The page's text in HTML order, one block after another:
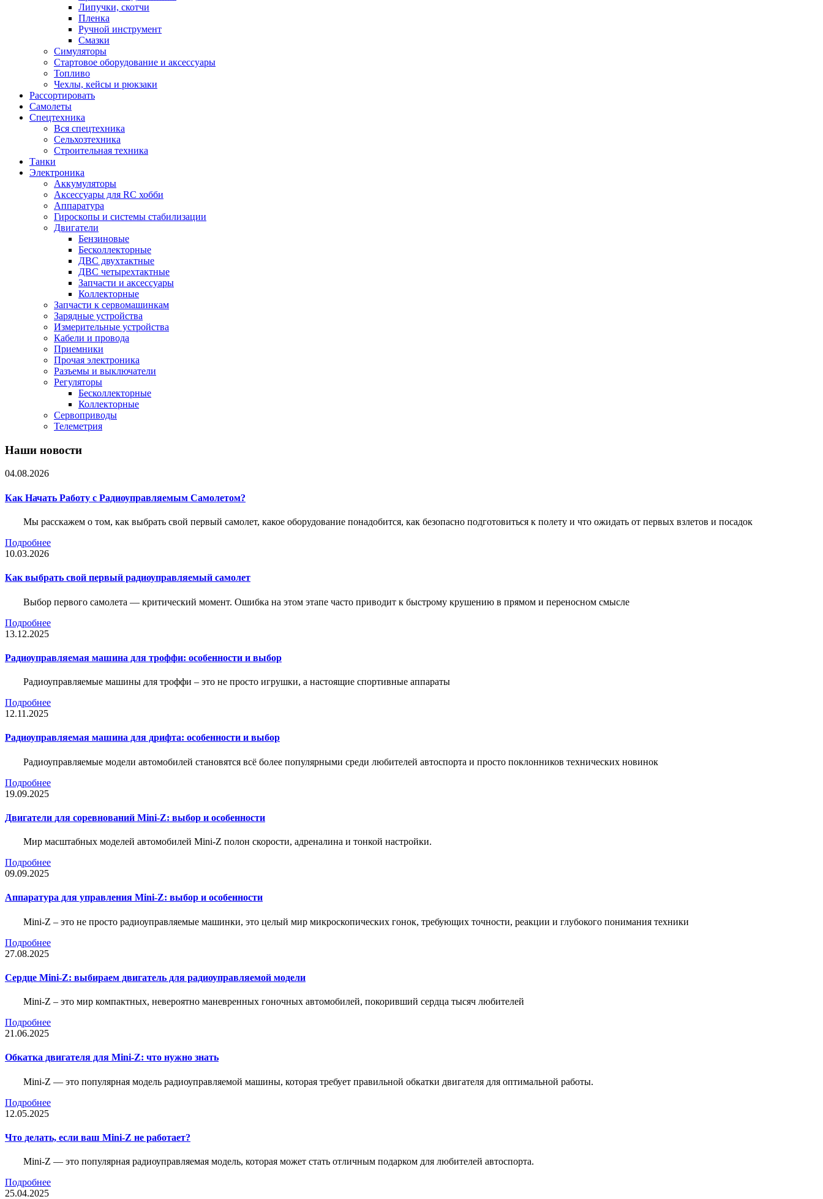
Липучки, скотчи
Пленка
Ручной инструмент
Смазки
Симуляторы
Стартовое оборудование и аксессуары
Топливо
Чехлы, кейсы и рюкзаки
Рассортировать
Самолеты
Спецтехника
Вся спецтехника
Сельхозтехника
Строительная техника
Танки
Электроника
Аккумуляторы
Аксессуары для RC хобби
Аппаратура
Гироскопы и системы стабилизации
Двигатели
Бензиновые
Бесколлекторные
ДВС двухтактные
ДВС четырехтактные
Запчасти и аксессуары
Коллекторные
Запчасти к сервомашинкам
Зарядные устройства
Измерительные устройства
Кабели и провода
Приемники
Прочая электроника
Разъемы и выключатели
Регуляторы
Бесколлекторные
Коллекторные
Сервоприводы
Телеметрия
Наши новости
04.08.2026
Как Начать Работу с Радиоуправляемым Самолетом?
Мы расскажем о том, как выбрать свой первый самолет, какое оборудование понадобится, как безопасно подготовиться к полету и что ожидать от первых взлетов и посадок
Подробнее
10.03.2026
Как выбрать свой первый радиоуправляемый самолет
Выбор первого самолета — критический момент. Ошибка на этом этапе часто приводит к быстрому крушению в прямом и переносном смысле
Подробнее
13.12.2025
Радиоуправляемая машина для троффи: особенности и выбор
Радиоуправляемые машины для троффи – это не просто игрушки, а настоящие спортивные аппараты
Подробнее
12.11.2025
Радиоуправляемая машина для дрифта: особенности и выбор
Радиоуправляемые модели автомобилей становятся всё более популярными среди любителей автоспорта и просто поклонников технических новинок
Подробнее
19.09.2025
Двигатели для соревнований Mini-Z: выбор и особенности
Мир масштабных моделей автомобилей Mini-Z полон скорости, адреналина и тонкой настройки.
Подробнее
09.09.2025
Аппаратура для управления Mini-Z: выбор и особенности
Mini-Z – это не просто радиоуправляемые машинки, это целый мир микроскопических гонок, требующих точности, реакции и глубокого понимания техники
Подробнее
27.08.2025
Сердце Mini-Z: выбираем двигатель для радиоуправляемой модели
Mini-Z – это мир компактных, невероятно маневренных гоночных автомобилей, покоривший сердца тысяч любителей
Подробнее
21.06.2025
Обкатка двигателя для Mini-Z: что нужно знать
Mini-Z — это популярная модель радиоуправляемой машины, которая требует правильной обкатки двигателя для оптимальной работы.
Подробнее
12.05.2025
Что делать, если ваш Mini-Z не работает?
Mini-Z — это популярная радиоуправляемая модель, которая может стать отличным подарком для любителей автоспорта.
Подробнее
25.04.2025